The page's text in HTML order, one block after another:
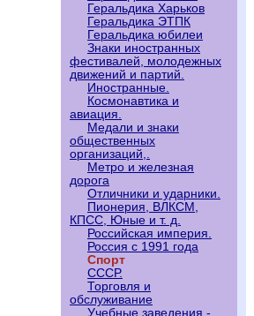
Геральдика Харьков
Геральдика ЭТПК
Геральдика юбилеи
Знаки иностранных
фестивалей, молодежных
движений и партий.
Иностранные.
Космонавтика и
авиация.
Медали и знаки
общественных
организаций,.
Метро и железная
дорога
Отличники и ударники.
Пионерия, ВЛКСМ,
КПСС, Юные и т. д.
Российская империя.
Россия с 1991 года
Спорт
СССР.
Торговля и
обслуживание
Учебные заведения -